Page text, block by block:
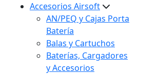
Accesorios Airsoft
AN/PEQ y Cajas Porta
Batería
Balas y Cartuchos
Baterías, Cargadores
y Accesorios